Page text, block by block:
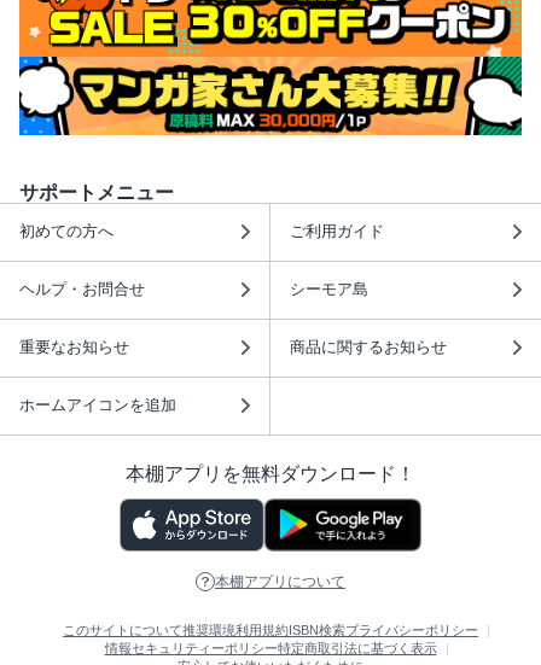
サポートメニュー
初めての方へ ご利用ガイド
ヘルプ・お問合せ シーモア島
重要なお知らせ 商品に関するお知らせ
ホームアイコンを追加
本棚アプリを無料ダウンロード！
本棚アプリについて
このサイトについて推奨環境利用規約 ISBN検索プライバシーポリシー
情報セキュリティーポリシー特定商取引法に基づく表示